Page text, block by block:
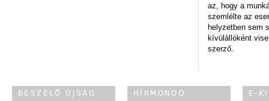
az, hogy a
szemlélte az
helyzetben sem
kívülállóként
szerző.
BESZÉLŐ ÚJSÁG HÍRMONDÓ E-